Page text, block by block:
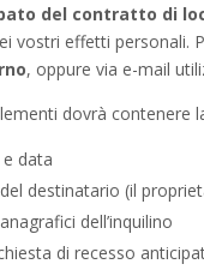
del contratto di
vostri effetti personali.
, oppure via e-mail
dovrà contenere
data
destinatario (il
dell’inquilino
di recesso